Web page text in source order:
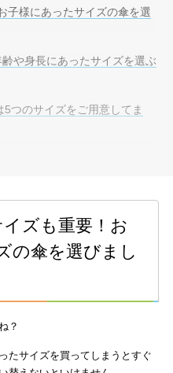
子様にあったサイズの傘を選
や身長にあったサイズを選ぶ
つのサイズをご用意してま
ズも重要！お
の傘を選びまし
？
たサイズを買ってしまうとすぐ